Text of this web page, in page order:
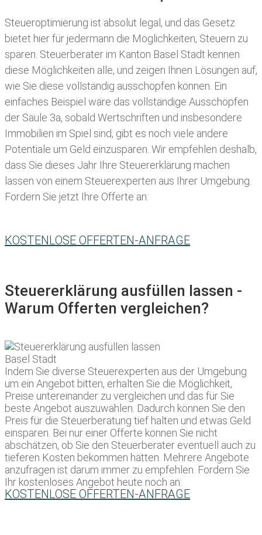
Steueroptimierung ist absolut legal, und das Gesetz
bietet hier für jedermann die Möglichkeiten, Steuern zu
sparen. Steuerberater im Kanton Basel Stadt kennen
diese Möglichkeiten alle, und zeigen Ihnen Lösungen auf,
wie Sie diese vollständig ausschöpfen können. Ein
einfaches Beispiel wäre das vollständige Ausschöpfen
der Säule 3a, sobald Wertschriften und insbesondere
Immobilien im Spiel sind, gibt es noch viele andere
Potentiale um Geld einzusparen. Wir empfehlen deshalb,
dass Sie dieses Jahr Ihre Steuererklärung machen
lassen von einem Steuerexperten aus Ihrer Umgebung.
Fordern Sie jetzt Ihre Offerte an:
KOSTENLOSE OFFERTEN-ANFRAGE
Steuererklärung ausfüllen lassen -
Warum Offerten vergleichen?
Indem Sie diverse Steuerexperten aus der Umgebung
um ein Angebot bitten, erhalten Sie die Möglichkeit,
Preise untereinander zu vergleichen und das für Sie
beste Angebot auszuwählen. Dadurch können Sie den
Preis für die Steuerberatung tief halten und etwas Geld
einsparen. Bei nur einer Offerte können Sie nicht
abschätzen, ob Sie den Steuerberater eventuell auch zu
tieferen Kosten bekommen hätten. Mehrere Angebote
anzufragen ist darum immer zu empfehlen. Fordern Sie
Ihr kostenloses Angebot heute noch an:
KOSTENLOSE OFFERTEN-ANFRAGE